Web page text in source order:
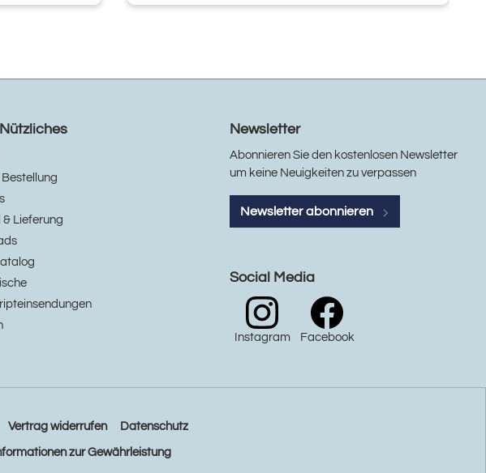
Bestellung
& Lieferung
Newsletter
Abonnieren Sie den kostenlosen Newsletter
um keine Neuigkeiten zu verpassen
Newsletter abonnieren
Social Media
Instagram Facebook
Vertrag widerrufen Datenschutz
zur Gewährleistung